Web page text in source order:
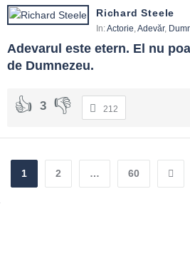
Richard Steele
In:Actorie,Adevăr,
Adevarul este etern. El nu
de Dumnezeu.
3 212
1 2 … 60